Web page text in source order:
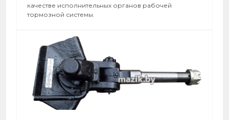
качестве исполнительных органов рабочей
тормозной системы.